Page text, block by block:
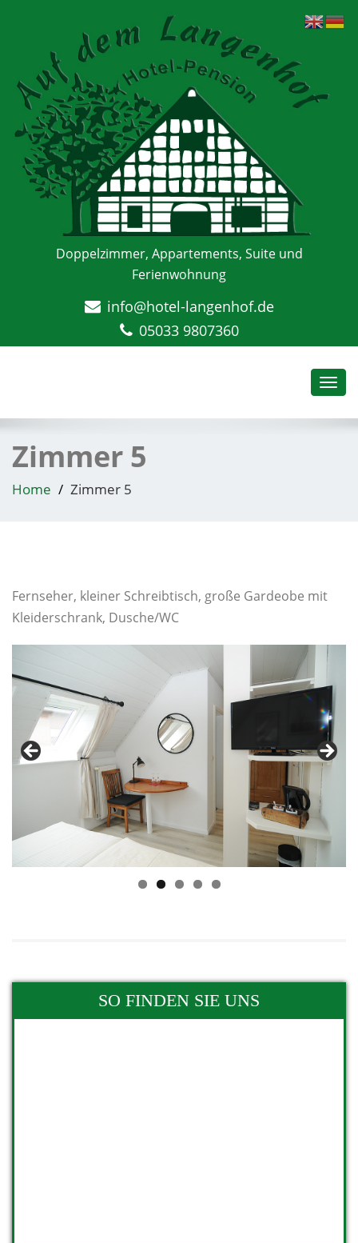
Doppelzimmer, Appartements, Suite und
Ferienwohnung
info@hotel-langenhof.de
05033 9807360
Zimmer 5
Home Zimmer 5
Fernseher, kleiner Schreibtisch, große Gardeobe mit
Kleiderschrank, Dusche/WC
SO FINDEN SIE UNS